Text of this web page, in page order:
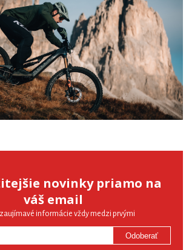
novinky priamo na
váš email
informácie vždy medzi prvými
Odoberať